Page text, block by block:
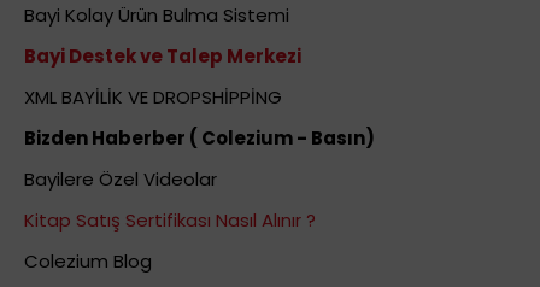
Bayi Kolay Ürün Bulma Sistemi
Bayi Destek ve Talep Merkezi
XML BAYİLİK VE DROPSHİPPİNG
Bizden Haberber ( Colezium - Basın)
Bayilere Özel Videolar
Kitap Satış Sertifikası Nasıl Alınır ?
Colezium Blog